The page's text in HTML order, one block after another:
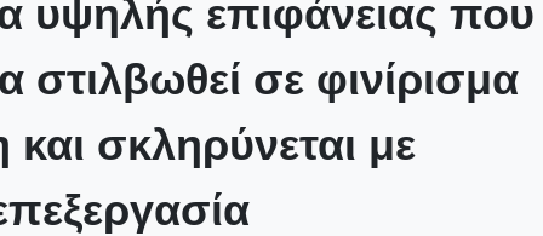
υψηλής επιφάνειας που
στιλβωθεί σε φινίρισμα
και σκληρύνεται με